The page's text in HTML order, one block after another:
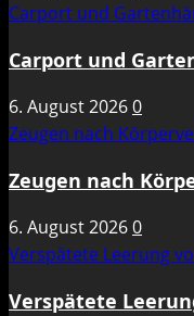
Carport und
Carport und
6. August 20260
Zeugen nach
Zeugen nach
6. August 20260
Verspätete Leerung
Verspätete